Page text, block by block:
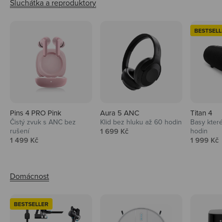
Pins 4 PRO Pink
Čistý zvuk s ANC bez
rušení
Prodejní cena
1 499 Kč
Aura 5 ANC
Klid bez hluku až 60 hodin
Prodejní cena
1 699 Kč
Titan 4
Basy
hodin
Prodejní
1 999 Kč
BESTSELLER